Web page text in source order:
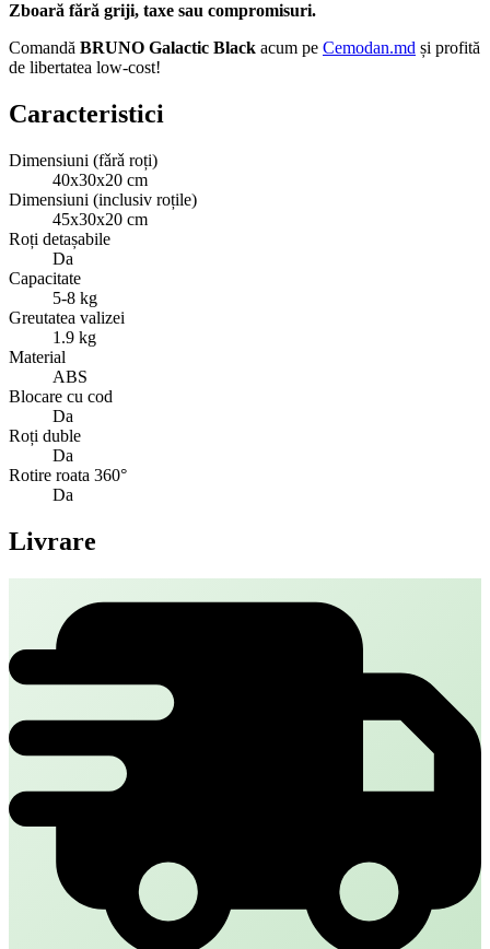
Zboară fără griji, taxe sau compromisuri.
Comandă BRUNO Galactic Black acum pe Cemodan.md și profită
de libertatea low-cost!
Caracteristici
Dimensiuni (fǎrǎ roți)
40x30x20 cm
Dimensiuni (inclusiv roțile)
45x30x20 cm
Roți detașabile
Da
Capacitate
5-8 kg
Greutatea valizei
1.9 kg
Material
ABS
Blocare cu cod
Da
Roți duble
Da
Rotire roata 360°
Da
Livrare